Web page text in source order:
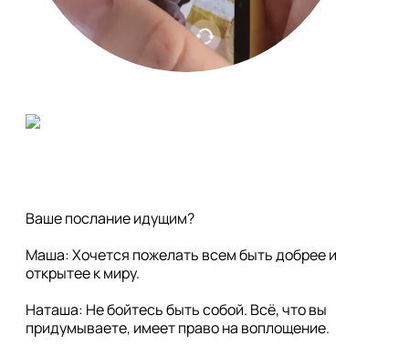
Ваше послание идущим?
Маша: Хочется пожелать всем быть добрее и
открытее к миру.
Наташа: Не бойтесь быть собой. Всё, что вы